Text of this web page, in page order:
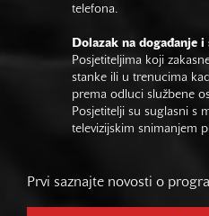
telefona.
Dolazak na događanje i
Posjetiteljima koji
stanke ili u trenucima
prema odluci službene
Posjetitelji su suglasni s
televizijskim snimanjem
Prvi saznajte novosti o